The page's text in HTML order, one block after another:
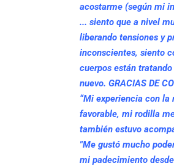
acostarme (según mi
... siento que a nivel
liberando tensiones y
inconscientes, siento
cuerpos están
nuevo. GRACIAS DE
“Mi experiencia con
favorable, mi rodilla
también estuvo
"Me gustó mucho
mi padecimiento